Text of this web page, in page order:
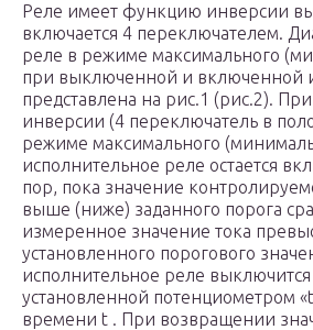
Реле имеет функцию инверсии
включается 4 переключателем.
реле в режиме максимального
при выключенной и включенной
представлена на рис.1 (рис.2).
инверсии (4 переключатель в
режиме максимального
исполнительное реле остается
пор, пока значение
выше (ниже) заданного порога
измеренное значение тока
установленного порогового
исполнительное реле выключится
установленной потенциометром
времени t . При возвращении